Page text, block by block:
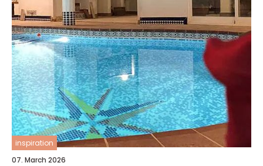
inspiration
07. March 2026